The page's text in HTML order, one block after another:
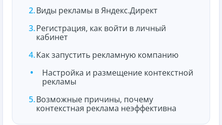
Виды рекламы в Яндекс.Директ
Регистрация, как войти в личный
кабинет
Как запустить рекламную компанию
Настройка и размещение контекстной
рекламы
Возможные причины, почему
контекстная реклама неэффективна